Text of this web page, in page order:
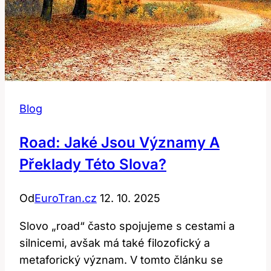
Blog
Road: Jaké Jsou Významy A
Překlady Této Slova?
OdEuroTran.cz 12. 10. 2025
Slovo „road“ často spojujeme s cestami a
silnicemi, avšak má také filozofický a
metaforický význam. V tomto článku se